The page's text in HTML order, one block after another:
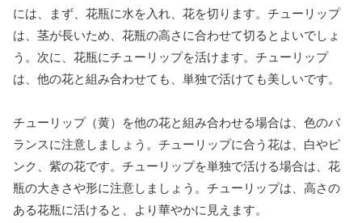
には、まず、花瓶に水を入れ、花を切ります。チューリップ
は、茎が長いため、花瓶の高さに合わせて切るとよいでしょ
う。次に、花瓶にチューリップを活けます。チューリップ
は、他の花と組み合わせても、単独で活けても美しいです。
チューリップ（黄）を他の花と組み合わせる場合は、色のバ
ランスに注意しましょう。チューリップに合う花は、白やピ
ンク、紫の花です。チューリップを単独で活ける場合は、花
瓶の大きさや形に注意しましょう。チューリップは、高さの
ある花瓶に活けると、より華やかに見えます。